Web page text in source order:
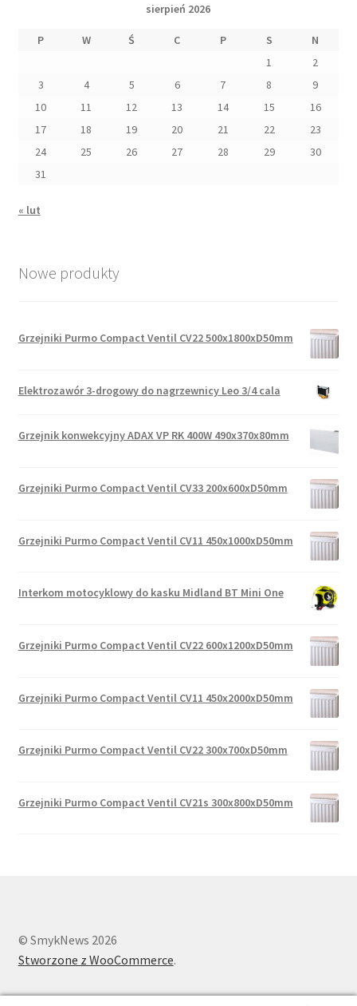
sierpień 2026
P W Ś C P S
N
1
2
3
4 5 6 7 8
9
10
11 12 13 14 15
16
17
18 19 20 21 22
23
24
25 26 27 28 29
30
31
« lut
Nowe produkty
Grzejniki Purmo Compact Ventil CV22 500x1800xD50mm
Elektrozawór 3-drogowy do nagrzewnicy Leo 3/4 cala
Grzejnik konwekcyjny ADAX VP RK 400W 490x370x80mm
Grzejniki Purmo Compact Ventil CV33 200x600xD50mm
Grzejniki Purmo Compact Ventil CV11 450x1000xD50mm
Interkom motocyklowy do kasku Midland BT Mini One
Grzejniki Purmo Compact Ventil CV22 600x1200xD50mm
Grzejniki Purmo Compact Ventil CV11 450x2000xD50mm
Grzejniki Purmo Compact Ventil CV22 300x700xD50mm
Grzejniki Purmo Compact Ventil CV21s 300x800xD50mm
© SmykNews 2026
Stworzone z WooCommerce.